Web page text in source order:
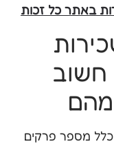
באתר כל זכות
חשוב
מספר פרקים